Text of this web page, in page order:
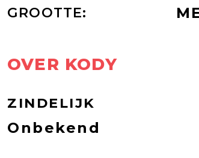
GROOTTE:
OVER KODY
ZINDELIJK
Onbekend